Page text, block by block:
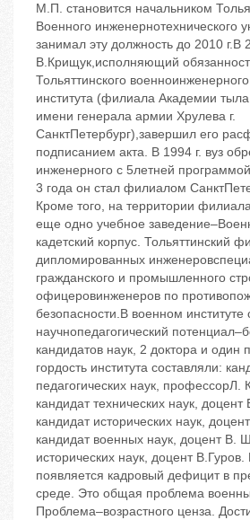
М.П. становится начальником
Военного инженернотехнического
занимал эту должность до 2010 г.В
В.Крищук,исполняющий
Тольяттинского
института (филиала Академии
имени генерала армии Хрулева г.
СанктПетербург),завершил его
подписанием акта. В 1994 г. вуз
инженерного с 5летней
3 года он стал филиалом
Кроме того, на территории
еще одно учебное
кадетский корпус. Тольяттинский
дипломированных
гражданского и промышленного
офицеровинженеров по
безопасности.В военном
научнопедагогический
кандидатов наук, 2 доктора и
гордость института составляли:
педагогических наук, профессорЛ.
кандидат технических наук, доцент
кандидат исторических наук,
кандидат военных наук, доцент В.
исторических наук, доцент
появляется кадровый дефицит в
среде. Это общая проблема
Проблема–возрастного ценза.